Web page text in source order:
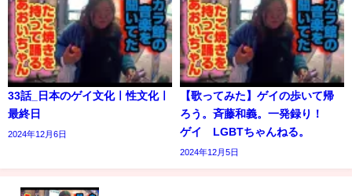
33話_日本のゲイ文化ㅣ性文化ㅣ
最終日
2024年12月6日
【歌ってみた】ゲイの歩いて帰
ろう。斉藤和義。一発録り！
ゲイ LGBTちゃんねる。
2024年12月5日